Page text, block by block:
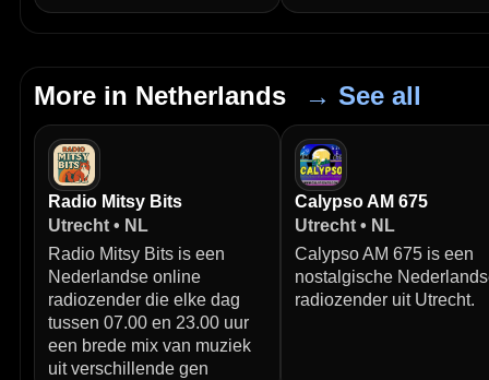
More in Netherlands → See all
Radio Mitsy Bits
Utrecht • NL
Radio Mitsy Bits is een
Nederlandse online
radiozender die elke dag
tussen 07.00 en 23.00 uur
een brede mix van muziek
uit verschillende gen
Calypso AM 675
Utrecht • NL
Calypso AM 675 is een
nostalgische
radiozender uit Utrecht.